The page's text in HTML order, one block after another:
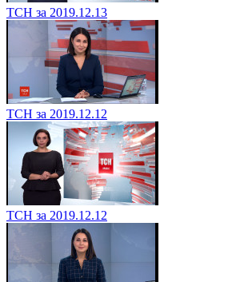
ТСН за 2019.12.13
ТСН за 2019.12.12
ТСН за 2019.12.12